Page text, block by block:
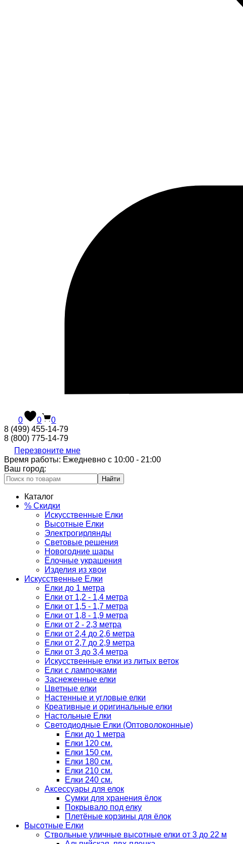
0 0
0
8 (499) 455-14-79
8 (800) 775-14-79
Перезвоните мне
Время работы: Ежедневно с 10:00 - 21:00
Ваш город:
Найти
Каталог
% Скидки
Искусственные Елки
Высотные Елки
Электрогирлянды
Световые решения
Новогодние шары
Ёлочные украшения
Изделия из хвои
Искусственные Елки
Елки до 1 метра
Елки от 1,2 - 1,4 метра
Елки от 1,5 - 1,7 метра
Елки от 1,8 - 1,9 метра
Елки от 2 - 2,3 метра
Елки от 2,4 до 2,6 метра
Елки от 2,7 до 2,9 метра
Елки от 3 до 3,4 метра
Искусственные елки из литых веток
Елки с лампочками
Заснеженные елки
Цветные елки
Настенные и угловые елки
Креативные и оригинальные елки
Настольные Елки
Светодиодные Елки (Оптоволоконные)
Елки до 1 метра
Елки 120 см.
Елки 150 см.
Елки 180 см.
Елки 210 см.
Елки 240 см.
Аксессуары для елок
Сумки для хранения ёлок
Покрывало под елку
Плетёные корзины для ёлок
Высотные Елки
Ствольные уличные высотные елки от 3 до 22 м